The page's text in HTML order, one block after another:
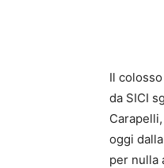
Il
da SICI
oggi
per nulla